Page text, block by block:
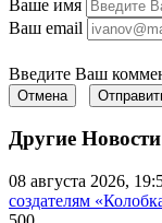
Ваше имя
Ваш email
Введите Ваш
Отмена
Другие Новости
08 августа 2026,
создателям